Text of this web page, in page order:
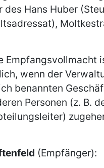
des Hans Huber
Empfangsvollmacht
wenn der
benannten
Personen (z. B.
(Empfänger):